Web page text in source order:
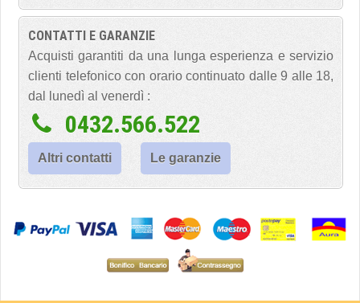
CONTATTI E GARANZIE
Acquisti garantiti da una lunga esperienza e servizio
clienti telefonico con orario continuato dalle 9 alle 18,
dal lunedì al venerdì :
0432.566.522
Altri contatti Le garanzie